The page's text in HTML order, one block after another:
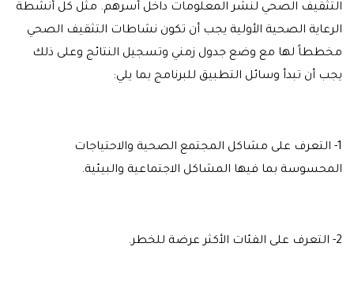
التثقيف الصحي لنشر المعلومات داخل أسرهم. مثل كل أنشطة
الرعاية الصحية الأولية يجب أن تكون نشاطات التثقيف الصحي
مخططاً لها مع وضع جدول زمني وتسجيل النتائج وعلى ذلك
يجب أن تبدأ وسائل التطبيق للبرنامج بما يلي:
1- التعرف على مشاكل المجتمع الصحية والاحتياجات
المحسوسة بما فيها المشاكل الاجتماعية والبيئية.
2- التعرف على الفئات الأكثر عرضة للخطر.